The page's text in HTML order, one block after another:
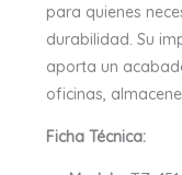
para quienes
durabilidad. Su
aporta un
oficinas,
Ficha Técnica: